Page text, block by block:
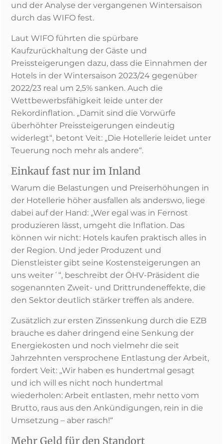
und der Analyse der vergangenen Wintersaison
durch das WIFO fest.
Laut WIFO führten die spürbare
Kaufzurückhaltung der Gäste und
Preissteigerungen dazu, dass die Einnahmen der
Hotels in der Wintersaison 2023/24 gegenüber
2022/23 real um 2,5% sanken. Auch die
Wettbewerbsfähigkeit leide unter der
Rekordinflation. „Damit sind die Vorwürfe
überhöhter Preissteigerungen eindeutig
widerlegt“, betont Veit: „Die Hotellerie leidet unter
Teuerung noch mehr als andere“.
Einkauf fast nur im Inland
Warum die Belastungen und Preiserhöhungen in
der Hotellerie höher ausfallen als anderswo, liege
dabei auf der Hand: „Wer egal was in Fernost
produzieren lässt, umgeht die Inflation. Das
können wir nicht: Hotels kaufen praktisch alles in
der Region. Und jeder Produzent und
Dienstleister gibt seine Kostensteigerungen an
uns weiter´“, beschreibt der ÖHV-Präsident die
sogenannten Zweit- und Drittrundeneffekte, die
den Sektor deutlich stärker treffen als andere.
Zusätzlich zur ersten Zinssenkung durch die EZB
brauche es daher dringend eine Senkung der
Energiekosten und noch vielmehr die seit
Jahrzehnten versprochene Entlastung der Arbeit,
fordert Veit: „Wir haben es hundertmal gesagt
und ich will es nicht noch hundertmal
wiederholen: Arbeit entlasten, mehr netto vom
Brutto, raus aus den Ankündigungen, rein in die
Umsetzung – aber rasch!“
Mehr Geld für den Standort